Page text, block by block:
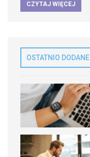
CZYTAJ WIĘCEJ
OSTATNIO DODANE